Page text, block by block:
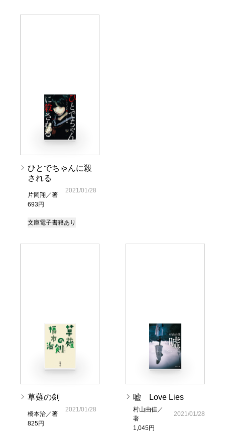
ひとでちゃんに殺
される
片岡翔／著
693円
2021/01/28
文庫電子書籍あり
草薙の剣
橋本治／著
825円
2021/01/28
嘘 Love Lies
村山由佳／
著
1,045円
2021/01/28